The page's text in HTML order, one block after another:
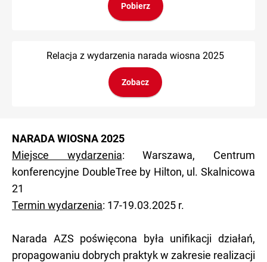
Pobierz
Relacja z wydarzenia narada wiosna 2025
Zobacz
NARADA WIOSNA 2025
Miejsce wydarzenia: Warszawa, Centrum
konferencyjne DoubleTree by Hilton, ul. Skalnicowa
21
Termin wydarzenia: 17-19.03.2025 r.
Narada AZS poświęcona była unifikacji działań,
propagowaniu dobrych praktyk w zakresie realizacji